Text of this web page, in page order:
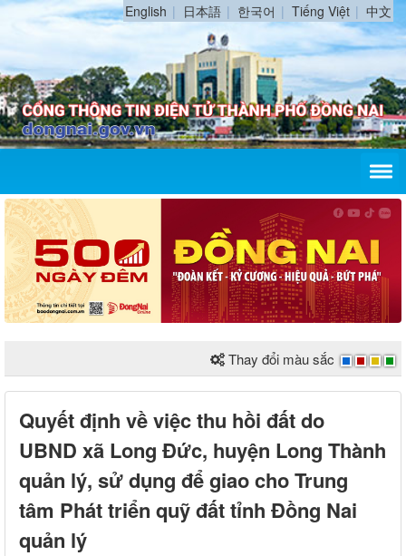
English 日本語 한국어 Tiếng Việt 中文
Thay đổi màu sắc
Quyết định về việc thu hồi đất do
UBND xã Long Đức, huyện Long Thành
quản lý, sử dụng để giao cho Trung
tâm Phát triển quỹ đất tỉnh Đồng Nai
quản lý